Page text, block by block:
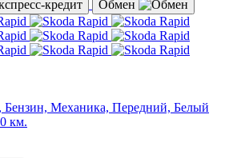
Обмен
Бензин, Механика, Передний, Белый
км.